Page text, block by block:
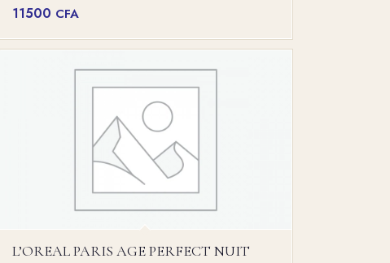
11500 CFA
L’OREAL PARIS AGE PERFECT NUIT